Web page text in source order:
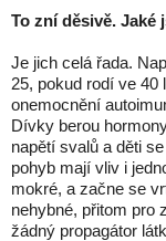
To zní děsivě. Jaké
Je jich celá řada.
25, pokud rodí ve 40
onemocnění
Dívky berou
napětí svalů a děti
pohyb mají vliv i
mokré, a začne se
nehybné, přitom pro
žádný propagátor